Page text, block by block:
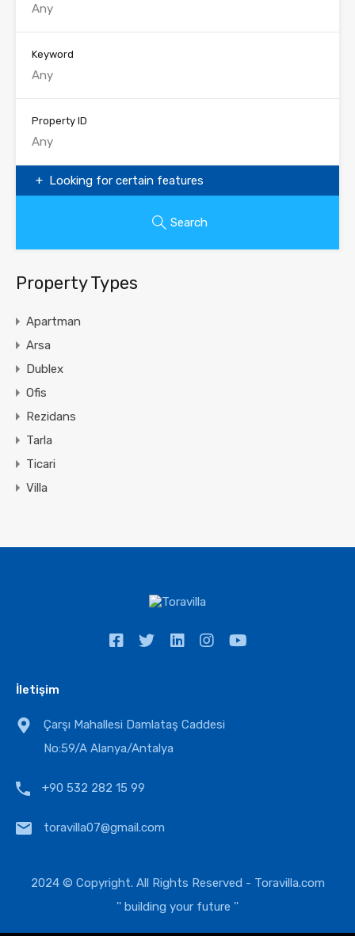
Keyword
Property ID
Looking for certain features
Search
Property Types
Apartman
Arsa
Dublex
Ofis
Rezidans
Tarla
Ticari
Villa
İletişim
Çarşı Mahallesi Damlataş Caddesi
No:59/A Alanya/Antalya
+90 532 282 15 99
toravilla07@gmail.com
2024 © Copyright. All Rights Reserved - Toravilla.com
'' building your future ''